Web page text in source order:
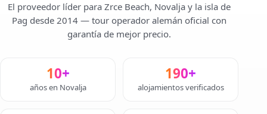
El proveedor líder para Zrce Beach, Novalja y la isla de
Pag desde 2014 — tour operador alemán oficial con
garantía de mejor precio.
10+
años en Novalja
190+
alojamientos verificados